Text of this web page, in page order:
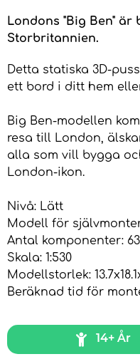
Londons "Big Ben"
Storbritannien.
Detta statiska 3D-
ett bord i ditt hem
Big Ben-modellen
resa till London,
alla som vill bygga
London-ikon.
Nivå: Lätt
Modell för
Antal komponenter: 63
Skala: 1:530
Modellstorlek:
Beräknad tid för
14+ År